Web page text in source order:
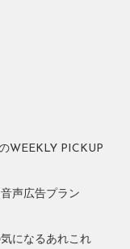
WEEKLY PICKUP
声広告プラン
になるあれこれ